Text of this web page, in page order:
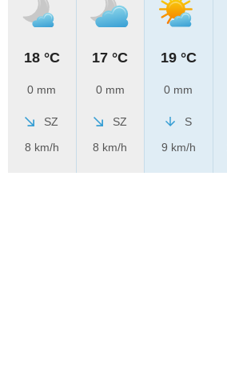
18 °C
0 mm
SZ
8 km/h
17 °C
0 mm
SZ
8 km/h
19 °C
0 mm
S
9 km/h